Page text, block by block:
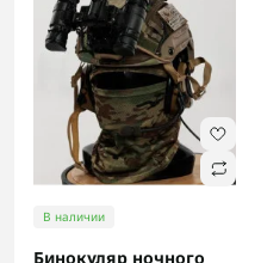
В наличии
Бинокуляр ночного